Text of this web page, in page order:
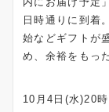
日時通りに到着
始などギフトが
め、余裕をもっ
10月4日(水)20